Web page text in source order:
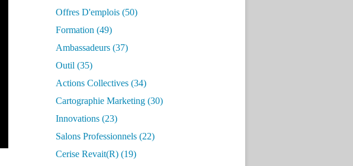
Offres D'emplois (50)
Formation (49)
Ambassadeurs (37)
Outil (35)
Actions Collectives (34)
Cartographie Marketing (30)
Innovations (23)
Salons Professionnels (22)
Cerise Revait(r) (19)